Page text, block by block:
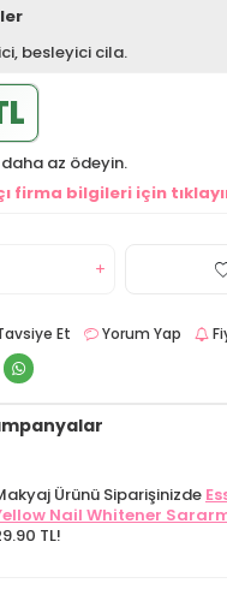
besleyici cila.
daha az ödeyin.
firma bilgileri için
Et Yorum Yap
Ürünü Siparişinizde
Nail Whitener
TL!